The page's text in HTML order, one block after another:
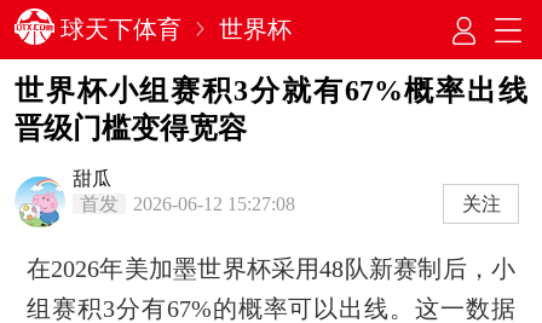
球天下体育 世界杯
世界杯小组赛积3分就有67%概率出线
晋级门槛变得宽容
甜瓜
首发
2026-06-12 15:27:08 关注
在2026年美加墨世界杯采用48队新赛制后，小
组赛积3分有67%的概率可以出线。这一数据